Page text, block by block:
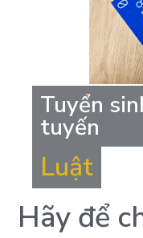
Tuyển
tuyến
Luật
Hãy để